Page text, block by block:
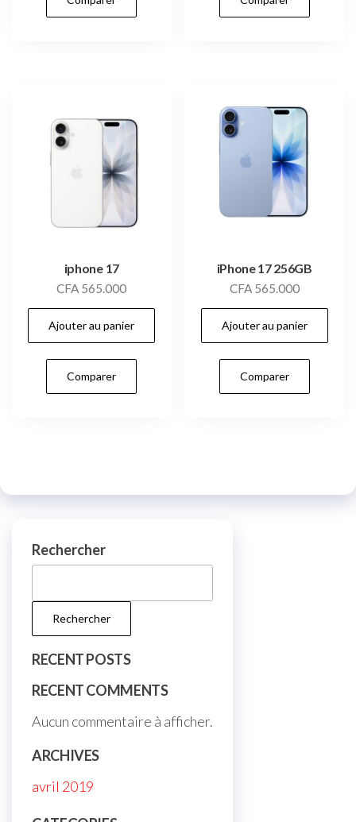
iphone 17
CFA 565.000
Ajouter au panier
Comparer
iPhone 17 256GB
CFA565.000
Ajouter au panier
Comparer
Rechercher
Rechercher
RECENT POSTS
RECENT COMMENTS
Aucun commentaire à afficher.
ARCHIVES
avril 2019